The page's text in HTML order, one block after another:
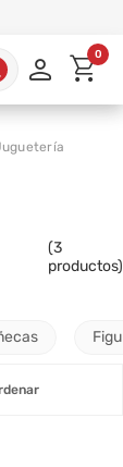
0
(3
productos)